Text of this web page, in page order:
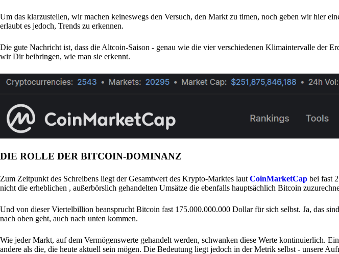
Um das klarzustellen, wir machen keineswegs den Versuch, den Markt zu timen, noch geben wir hier
erlaubt es jedoch, Trends zu erkennen.
Die gute Nachricht ist, dass die Altcoin-Saison - genau wie die vier verschiedenen Klimaintervalle der
wir Dir beibringen, wie man sie erkennt.
DIE ROLLE DER BITCOIN-DOMINANZ
Zum Zeitpunkt des Schreibens liegt der Gesamtwert des Krypto-Marktes laut CoinMarketCap bei fast
nicht die erheblichen , außerbörslich gehandelten Umsätze die ebenfalls hauptsächlich Bitcoin
Und von dieser Viertelbillion beansprucht Bitcoin fast 175.000.000.000 Dollar für sich selbst. Ja, das
nach oben geht, auch nach unten kommen.
Wie jeder Markt, auf dem Vermögenswerte gehandelt werden, schwanken diese Werte kontinuierlich.
andere als die, die heute aktuell sein mögen. Die Bedeutung liegt jedoch in der Metrik selbst - unsere